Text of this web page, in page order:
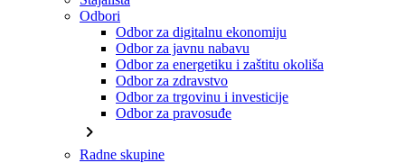
Odbori
Odbor za digitalnu ekonomiju
Odbor za javnu nabavu
Odbor za energetiku i zaštitu okoliša
Odbor za zdravstvo
Odbor za trgovinu i investicije
Odbor za pravosuđe
chevron_right
Radne skupine